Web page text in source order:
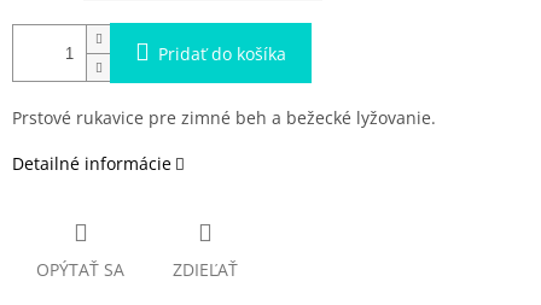
Pridať do košíka
Prstové rukavice pre zimné beh a bežecké lyžovanie.
Detailné informácie
OPÝTAŤ SA ZDIEĽAŤ